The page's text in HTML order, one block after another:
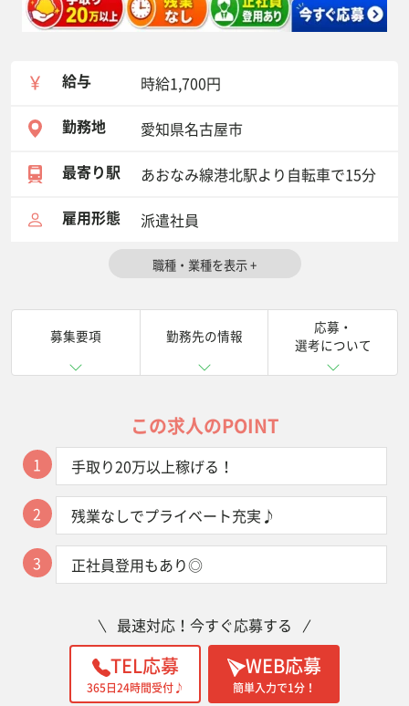
給与
時給1,700円
勤務地
愛知県名古屋市
最寄り駅
あおなみ線港北駅より自転車で15分
雇用形態
派遣社員
募集要項 勤務先の情報
応募・
選考について
この求人のPOINT
1 手取り20万以上稼げる！
2 残業なしでプライベート充実♪
3 正社員登用もあり◎
最速対応！今すぐ応募する
WEB応募
簡単入力で1分！
TEL応募
365日24時間受付♪